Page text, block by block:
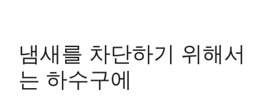
냄새를 차단하기 위해서
는 하수구에